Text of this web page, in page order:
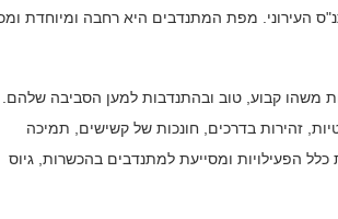
העירוני. מפת המתנדבים היא רחבה ומיוחדת
משהו קבוע, טוב ובהתנדבות למען הסביבה שלהם.
זהירות בדרכים, חונכות של קשישים, תמיכה
הפעילויות ומסייעת למתנדבים בהכשרות, גיוס